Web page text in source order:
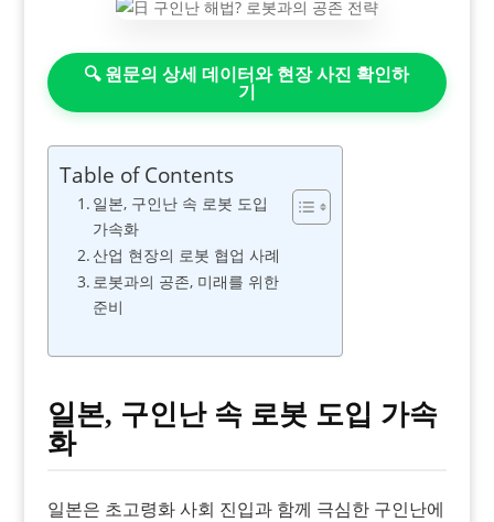
🔍 원문의 상세 데이터와 현장 사진 확인하
기
Table of Contents
일본, 구인난 속 로봇 도입
가속화
산업 현장의 로봇 협업 사례
로봇과의 공존, 미래를 위한
준비
일본, 구인난 속 로봇 도입 가속
화
일본은 초고령화 사회 진입과 함께 극심한 구인난에